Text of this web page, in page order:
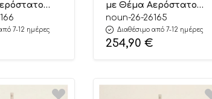
26166
7-12 ημέρες
με Θέμα Αερόστατο
Offwhite-Μπεζ 26165
noun-26-26165
Διαθέσιμο από 7-12 ημέρες
254,90 €